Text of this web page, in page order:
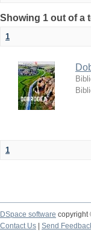
Showing 1 out of a
1
1
DSpace software copyright
Contact Us
Send